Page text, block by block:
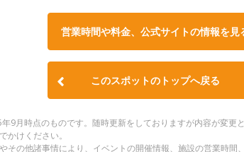
営業時間や料金、公式サイトの情報を見
このスポットのトップへ戻る
9月時点のものです。随時更新をしておりますが内容が変更
かけください。
その他諸事情により、イベントの開催情報、施設の営業時間